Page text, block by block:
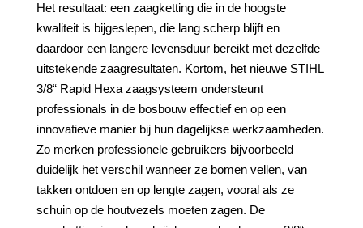
Het resultaat: een zaagketting die in de hoogste
kwaliteit is bijgeslepen, die lang scherp blijft en
daardoor een langere levensduur bereikt met dezelfde
uitstekende zaagresultaten. Kortom, het nieuwe STIHL
3/8“ Rapid Hexa zaagsysteem ondersteunt
professionals in de bosbouw effectief en op een
innovatieve manier bij hun dagelijkse werkzaamheden.
Zo merken professionele gebruikers bijvoorbeeld
duidelijk het verschil wanneer ze bomen vellen, van
takken ontdoen en op lengte zagen, vooral als ze
schuin op de houtvezels moeten zagen. De